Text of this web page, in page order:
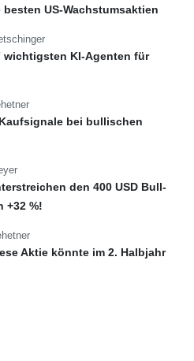
US-Wachstumsaktien
wichtigsten KI-Agenten für
bei bullischen
den 400 USD Bull-
+32 %!
Aktie könnte im 2. Halbjahr